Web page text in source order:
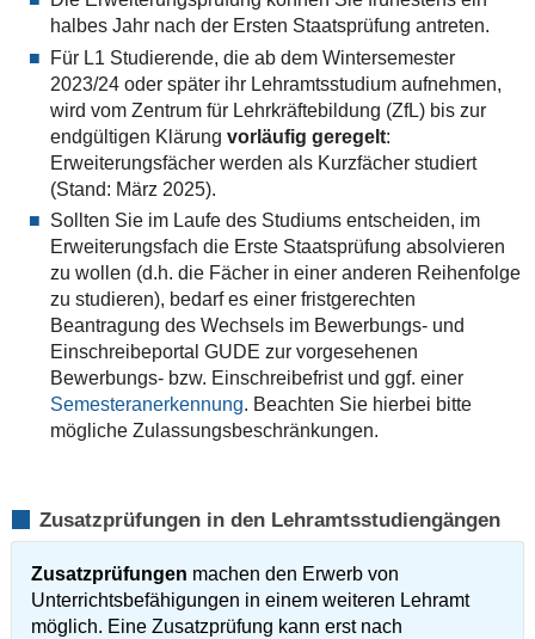
halbes Jahr nach der Ersten Staatsprüfung antreten.
Für L1 Studierende, die ab dem Wintersemester
2023/24 oder später ihr Lehramtsstudium aufnehmen,
wird vom Zentrum für Lehrkräftebildung (ZfL) bis zur
endgültigen Klärung vorläufig geregelt:
Erweiterungsfächer werden als Kurzfächer studiert
(Stand: März 2025).
Sollten Sie im Laufe des Studiums entscheiden, im
Erweiterungsfach die Erste Staatsprüfung absolvieren
zu wollen (d.h. die Fächer in einer anderen Reihenfolge
zu studieren), bedarf es einer fristgerechten
Beantragung des Wechsels im Bewerbungs- und
Einschreibeportal GUDE zur vorgesehenen
Bewerbungs- bzw. Einschreibefrist und ggf. einer
Semesteranerkennung. Beachten Sie hierbei bitte
mögliche Zulassungsbeschränkungen.
Zusatzprüfungen in den Lehramtsstudiengängen
Zusatzprüfungen machen den Erwerb von
Unterrichtsbefähigungen in einem weiteren Lehramt
möglich. Eine Zusatzprüfung kann erst nach